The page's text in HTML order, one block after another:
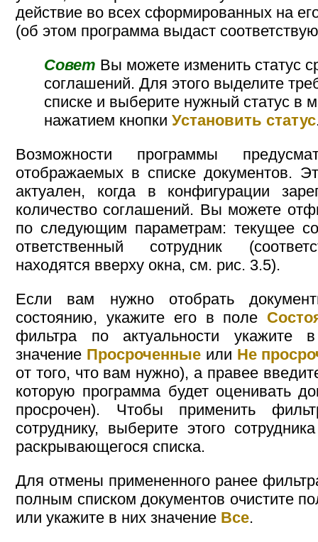
действие во всех сформированных на
(об этом программа выдаст
Совет Вы можете изменить статус
соглашений. Для этого выделите
списке и выберите нужный статус в
нажатием кнопки Установить статус
Возможности программы
отображаемых в списке документов.
актуален, когда в конфигурации
количество соглашений. Вы можете
по следующим параметрам: текущее
ответственный сотрудник
находятся вверху окна, см. рис. 3.5).
Если вам нужно отобрать
состоянию, укажите его в поле
фильтра по актуальности
значение Просроченныеили Не
от того, что вам нужно), а правее
которую программа будет оценивать
просрочен). Чтобы применить
сотруднику, выберите этого
раскрывающегося списка.
Для отмены примененного ранее
полным списком документов очистите
или укажите в них значение Все.